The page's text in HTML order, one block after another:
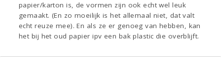
papier/karton is, de vormen zijn ook echt wel leuk
gemaakt. (En zo moeilijk is het allemaal niet, dat valt
echt reuze mee). En als ze er genoeg van hebben, kan
het bij het oud papier ipv een bak plastic die overblijft.